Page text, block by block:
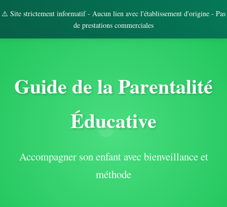
⚠️ Site strictement informatif - Aucun lien avec l'établissement d'origine - Pas
de prestations commerciales
Guide de la Parentalité
Éducative
Accompagner son enfant avec bienveillance et
méthode